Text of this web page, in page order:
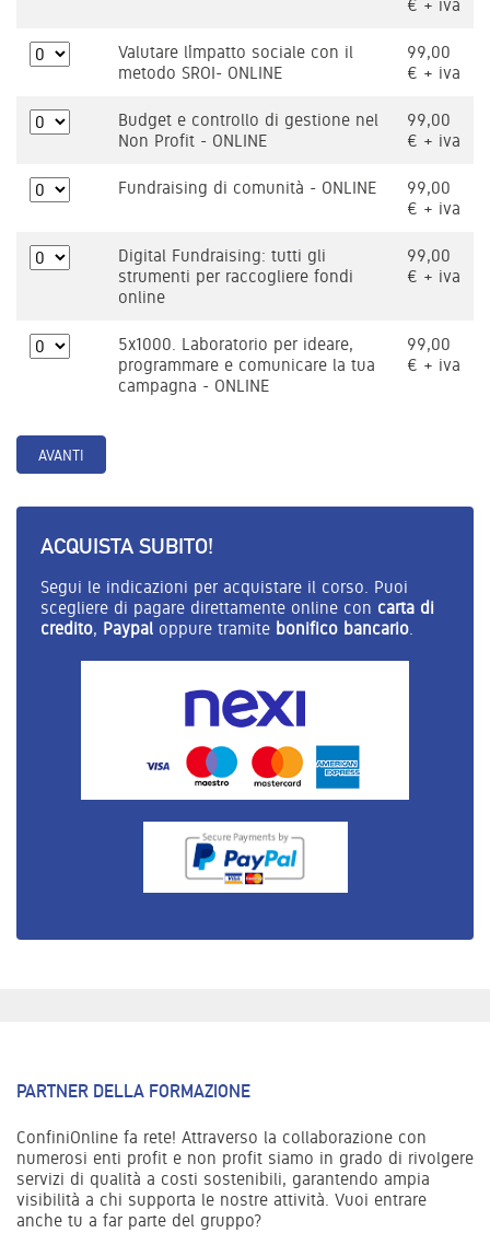
€ + iva
Valutare l’impatto sociale con il
metodo SROI- ONLINE
99,00
€ + iva
Budget e controllo di gestione nel
Non Profit - ONLINE
99,00
€ + iva
Fundraising di comunità - ONLINE
99,00
€ + iva
Digital Fundraising: tutti gli
strumenti per raccogliere fondi
online
99,00
€ + iva
5x1000. Laboratorio per ideare,
programmare e comunicare la tua
campagna - ONLINE
99,00
€ + iva
ACQUISTA SUBITO!
Segui le indicazioni per acquistare il corso. Puoi
scegliere di pagare direttamente online con carta di
credito, Paypal oppure tramite bonifico bancario.
PARTNER DELLA FORMAZIONE
ConfiniOnline fa rete! Attraverso la collaborazione con
numerosi enti profit e non profit siamo in grado di rivolgere
servizi di qualità a costi sostenibili, garantendo ampia
visibilità a chi supporta le nostre attività. Vuoi entrare
anche tu a far parte del gruppo?